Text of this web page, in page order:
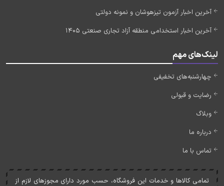
آخرین اخبار آزمون تیزهوشان و نمونه دولتی
آخرین اخبار استخدامی منطقه آزاد تجاری صنعتی 1405
لینک‌های مهم
چهارشنبه‌های تخفیفی
رضایت و قبولی
وبلاگ
درباره ما
تماس با ما
تمامی کالاها و خدمات اين فروشگاه، حسب مورد دارای مجوزهای لازم از